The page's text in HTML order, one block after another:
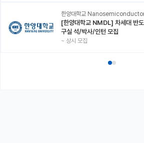
[한양대학교 NMDL] 차세대 반
구실 석/박사/인턴 모집
~ 상시 모집